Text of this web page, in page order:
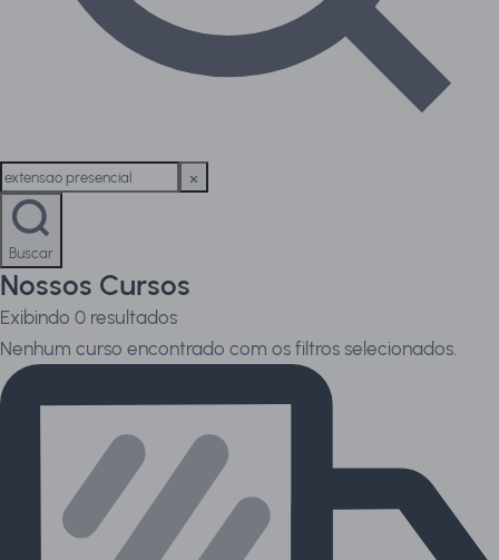
Buscar
Nossos Cursos
Exibindo 0 resultados
Nenhum curso encontrado com os filtros selecionados.